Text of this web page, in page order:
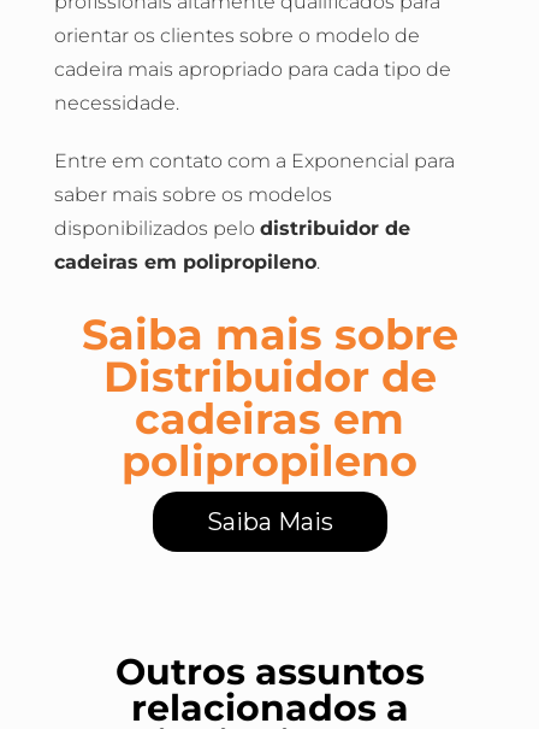
orientar os clientes sobre o modelo de
cadeira mais apropriado para cada tipo de
necessidade.
Entre em contato com a Exponencial para
saber mais sobre os modelos
disponibilizados pelo distribuidor de
cadeiras em polipropileno.
Saiba mais sobre
Distribuidor de
cadeiras em
polipropileno
Saiba Mais
Outros assuntos
relacionados a